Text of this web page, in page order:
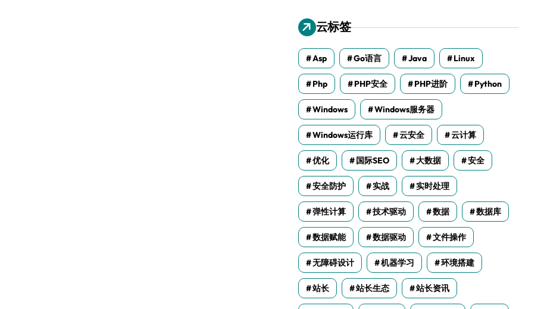
云标签
Asp Go语言 Java Linux
Php PHP安全 PHP进阶 Python
Windows Windows服务器
Windows运行库 云安全 云计算
优化 国际SEO 大数据 安全
安全防护 实战 实时处理
弹性计算 技术驱动 数据 数据库
数据赋能 数据驱动 文件操作
无障碍设计 机器学习 环境搭建
站长 站长生态 站长资讯